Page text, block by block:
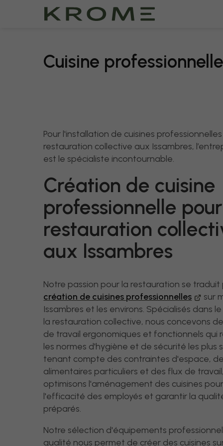
Cuisine
Pour l'installation de cuisines
restauration collective aux Issambres,
est le spécialiste incontournable.
Création de cuisine
professionnelle
restauration
aux Issambres
Notre passion pour la restauration se traduit
création de cuisines professionnelles
sur
Issambres et les environs. Spécialisés dans
la restauration collective, nous concevons
de travail ergonomiques et fonctionnels qui
les normes d'hygiène et de sécurité les plus
tenant compte des contraintes d'espace,
alimentaires particuliers et des flux de
optimisons l'aménagement des cuisines
l'efficacité des employés et garantir la
préparés.
Notre sélection d'équipements
qualité nous permet de créer des cuisines